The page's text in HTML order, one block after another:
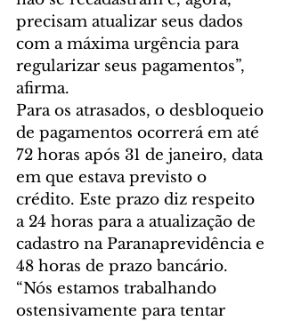
precisam atualizar seus dados
com a máxima urgência para
regularizar seus pagamentos”,
afirma.
Para os atrasados, o desbloqueio
de pagamentos ocorrerá em até
72 horas após 31 de janeiro, data
em que estava previsto o
crédito. Este prazo diz respeito
a 24 horas para a atualização de
cadastro na Paranaprevidência e
48 horas de prazo bancário.
“Nós estamos trabalhando
ostensivamente para tentar